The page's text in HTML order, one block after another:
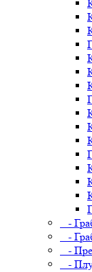
-
-
-
-